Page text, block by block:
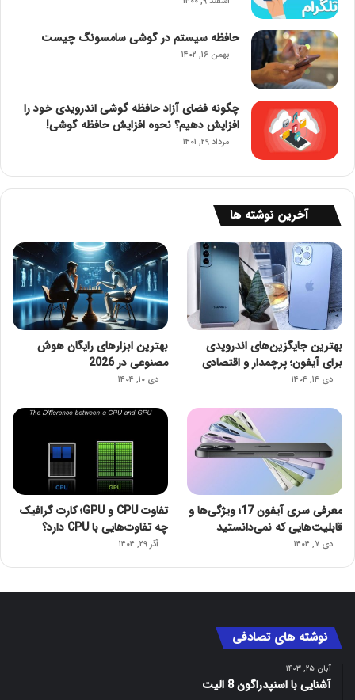
حافظه سیستم در گوشی سامسونگ چیست
بهمن ۱۶, ۱۴۰۲
چگونه فضای آزاد حافظه گوشی اندرویدی خود را
افزایش دهیم؟ نحوه افزایش حافظه گوشی!
مرداد ۲۹, ۱۴۰۱
آخرین نوشته ها
بهترین جایگزین‌های اندرویدی
برای آیفون؛ پرچمدار و اقتصادی
دی ۱۴, ۱۴۰۴
بهترین ابزارهای رایگان هوش
مصنوعی در 2026
دی ۱۰, ۱۴۰۴
معرفی سری آیفون 17؛ ویژگی‌ها و
قابلیت‌هایی که نمی‌دانستید
دی ۷, ۱۴۰۴
تفاوت CPU و GPU؛ کارت گرافیک
چه تفاوت‌هایی با CPU دارد؟
آذر ۲۹, ۱۴۰۴
نوشته های تصادفی
آبان ۲۵, ۱۴۰۳
آشنایی با اسنپدراگون 8 الیت